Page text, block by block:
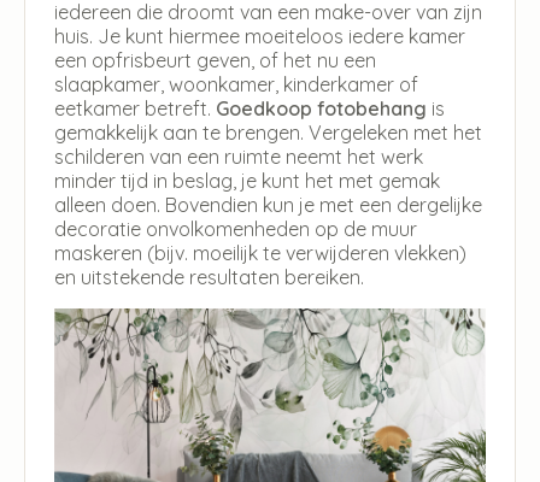
iedereen die droomt van een make-over van zijn
huis. Je kunt hiermee moeiteloos iedere kamer
een opfrisbeurt geven, of het nu een
slaapkamer, woonkamer, kinderkamer of
eetkamer betreft. Goedkoop fotobehang is
gemakkelijk aan te brengen. Vergeleken met het
schilderen van een ruimte neemt het werk
minder tijd in beslag, je kunt het met gemak
alleen doen. Bovendien kun je met een dergelijke
decoratie onvolkomenheden op de muur
maskeren (bijv. moeilijk te verwijderen vlekken)
en uitstekende resultaten bereiken.